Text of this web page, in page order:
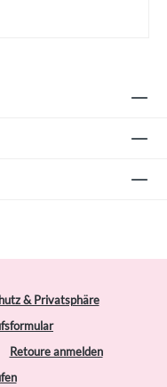
& Privatsphäre
Retoure anmelden